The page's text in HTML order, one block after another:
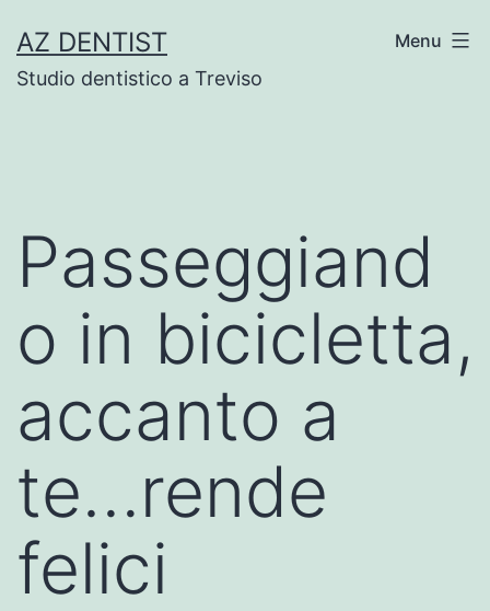
to
content
AZ DENTIST
Studio dentistico a Treviso
Menu
Passeggiand
o in bicicletta,
accanto a
te…rende
felici